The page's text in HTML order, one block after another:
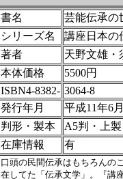
書名
芸能伝承の
シリーズ名
講座日本の
著者
天野文雄・
本体価格
5500円
ISBN4-8382- 3064-8
発行年月
平成11年6月
判形・製本
A5判・上製
在庫情報
有
口頭の民間伝承はもちろんの
在してた「伝承文学」。『講